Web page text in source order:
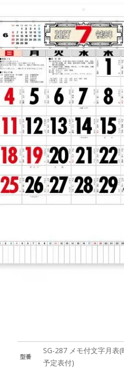
型番
SG-287 メモ付文字月表
予定表付)